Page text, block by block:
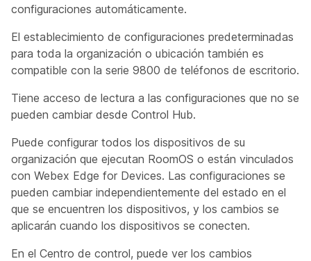
configuraciones automáticamente.
El establecimiento de configuraciones predeterminadas
para toda la organización o ubicación también es
compatible con la serie 9800 de teléfonos de escritorio.
Tiene acceso de lectura a las configuraciones que no se
pueden cambiar desde Control Hub.
Puede configurar todos los dispositivos de su
organización que ejecutan RoomOS o están vinculados
con Webex Edge for Devices. Las configuraciones se
pueden cambiar independientemente del estado en el
que se encuentren los dispositivos, y los cambios se
aplicarán cuando los dispositivos se conecten.
En el Centro de control, puede ver los cambios